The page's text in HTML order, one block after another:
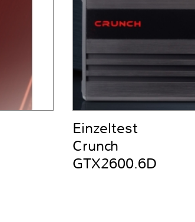
Einzeltest
Crunch
GTX2600.6D